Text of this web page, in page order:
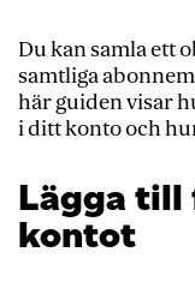
Du kan samla ett
samtliga
här guiden visar
i ditt konto och
Lägga till
kontot